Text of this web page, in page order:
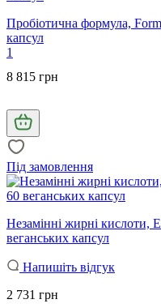
Пробіотична формула,
капсул
1
8 815 грн
Під замовлення
Незамінні жирні кислоти,
веганських капсул
Напишіть відгук
2 731 грн